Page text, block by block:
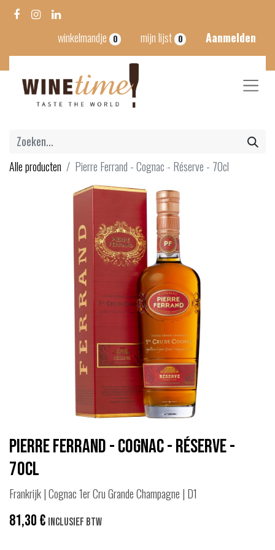
winkelmandje 0 mijn lijst 0 Aanmelden
Alle producten Pierre Ferrand - Cognac - Réserve - 70cl
Pierre Ferrand - Cognac - Réserve -
70cl
Frankrijk | Cognac 1er Cru Grande Champagne | D1
81,30€ Inclusief btw